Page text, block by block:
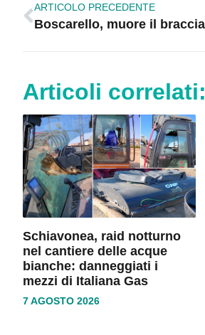
ARTICOLO PRECEDENTE
Articoli correlati:
Schiavonea, raid notturno
nel cantiere delle acque
bianche: danneggiati i
mezzi di Italiana Gas
7 AGOSTO 2026